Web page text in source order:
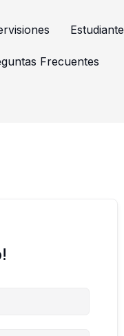
Estudiante
Frecuentes